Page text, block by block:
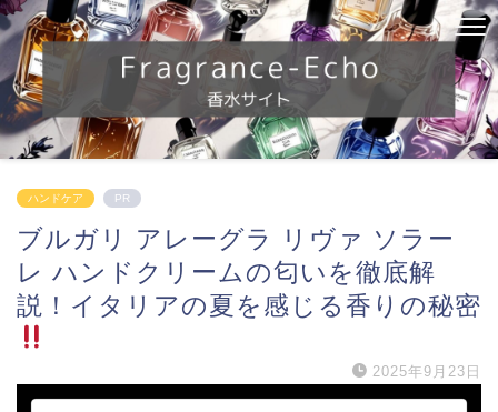
ハンドケア PR
ブルガリ アレーグラ リヴァ ソラー
レ ハンドクリームの匂いを徹底解
説！イタリアの夏を感じる香りの秘密
2025年9月23日